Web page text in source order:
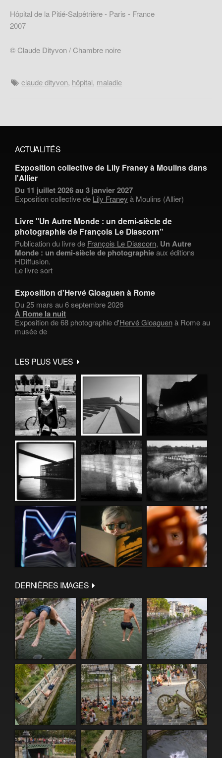
Hôpital de la Pitié-Salpêtrière - Paris - France
2007
© Claude Dityvon / Chambre noire
claude dityvon, hôpital, maladie
ACTUALITÉS
Exposition collective de Lily Franey à Moulins dans
l'Allier
Du 11 juillet 2026 au 3 janvier 2027
Exposition collective de Lily Franey à Moulins (Allier)
Livre "Un Autre Monde : un demi-siècle de
photographie de François Le Diascorn"
Publication du livre de François Le Diascorn, Un Autre
Monde : un demi-siècle de photographieaux éditions
HDiffusion.
Le livre sort
Exposition d'Hervé Gloaguen à Rome
Du 25 mars au 6 septembre 2026
À Rome la nuit
Exposition de 68 photographie d'Hervé Gloaguenà Rome au
musée de
LES PLUS VUES
DERNIÈRES IMAGES